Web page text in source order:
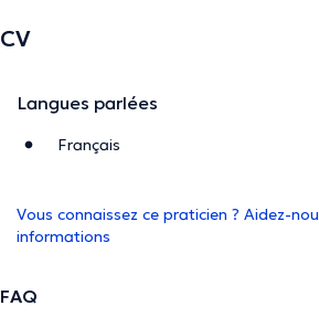
CV
Langues parlées
Français
Vous connaissez ce praticien ? Aidez-
informations
FAQ